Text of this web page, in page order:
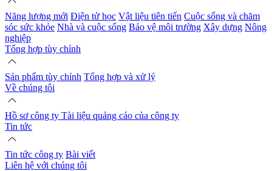
Năng lượng mới Điện tử học Vật liệu tiên tiến Cuộc sống và chăm
sóc sức khỏe Nhà và cuộc sống Bảo vệ môi trường Xây dựng Nông
nghiệp
Tổng hợp tùy chỉnh
Sản phẩm tùy chỉnh Tổng hợp và xử lý
Về chúng tôi
Hồ sơ công ty Tài liệu quảng cáo của công ty
Tin tức
Tin tức công ty Bài viết
Liên hệ với chúng tôi